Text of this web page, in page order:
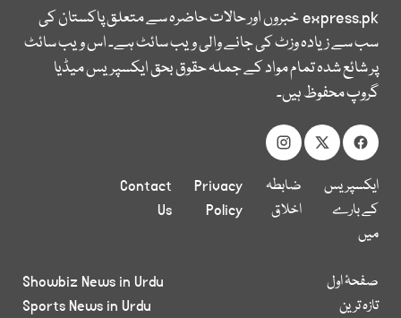
express.pkخبروں اور حالات حاضرہ سے متعلق پاکستان کی
سب سے زیادہ وزٹ کی جانے والی ویب سائٹ ہے۔ اس ویب سائٹ
پر شائع شدہ تمام مواد کے جملہ حقوق بحق ایکسپریس میڈیا
گروپ محفوظ ہیں۔
ایکسپریس
کے بارے
میں
ضابطہ
اخلاق
Privacy
Policy
Contact
Us
صفحۂ اول
تازہ ترین
Showbiz News in Urdu
Sports News in Urdu